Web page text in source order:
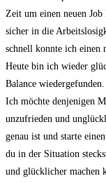
Zeit um einen neuen
sicher in die
schnell konnte ich einen
Heute bin ich wieder
Balance wiedergefunden.
Ich möchte denjenigen
unzufrieden und
genau ist und starte
du in der Situation
und glücklicher machen